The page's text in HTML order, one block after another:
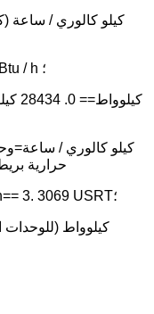
2، Btu / h (/ h)=0. 2931W، 1 W=3. 412 Btu / h ؛
حرارية بريطانية /
5، USRT=3024 kcal / h، 10000 kcal / h== 3. 3069 USRT؛